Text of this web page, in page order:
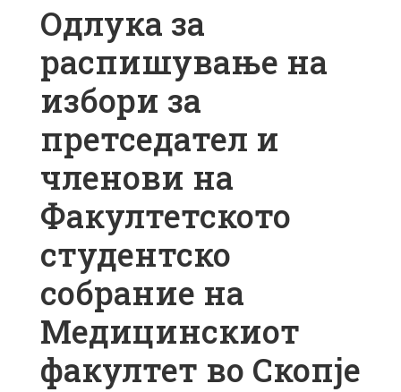
Одлука за
распишување на
избори за
претседател и
членови на
Факултетското
студентско
собрание на
Медицинскиот
факултет во Скопје